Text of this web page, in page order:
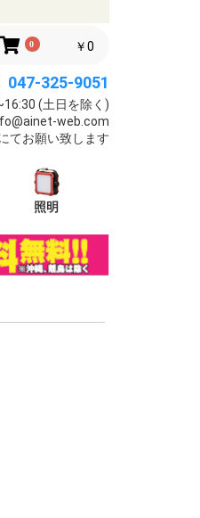
0 ￥0
047-325-9051
(土日を除く)
web.com
てお願い致します
照明